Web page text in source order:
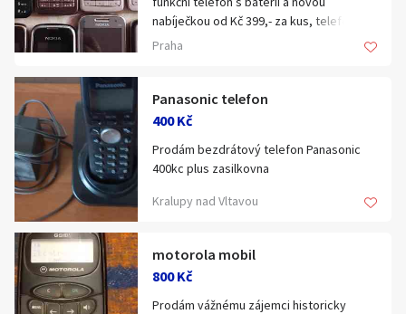
nabíječkou od Kč 399,- za kus, telefon na
opravu nebo na náhradní díly bez baterie
Prostřední řada : 208.1 a 3x 6300.
Dolní řada : C2-01, 2330c-2, E52 a 6070.
Praha
Panasonic telefon
400 Kč
Prodám bezdrátový telefon Panasonic
400kc plus zasilkovna
Kralupy nad Vltavou
motorola mobil
800 Kč
Prodám vážnému zájemci historicky